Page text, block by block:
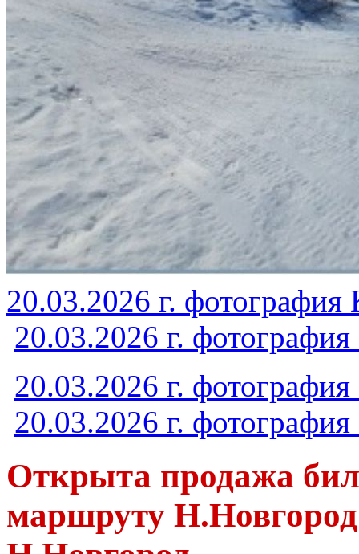
20.03.2026 г.
20.03.2026 г.
20.03.2026 г.
20.03.2026 г.
Открыта продажа
маршруту